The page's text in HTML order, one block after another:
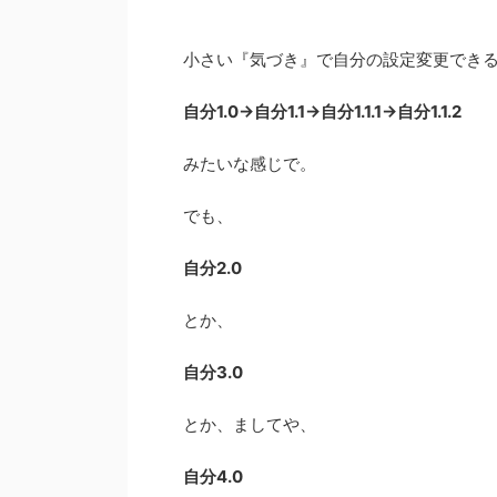
小さい『気づき』で自分の設定変更でき
自分1.0→自分1.1→自分1.1.1→自分1.1.2
みたいな感じで。
でも、
自分2.0
とか、
自分3.0
とか、ましてや、
自分4.0